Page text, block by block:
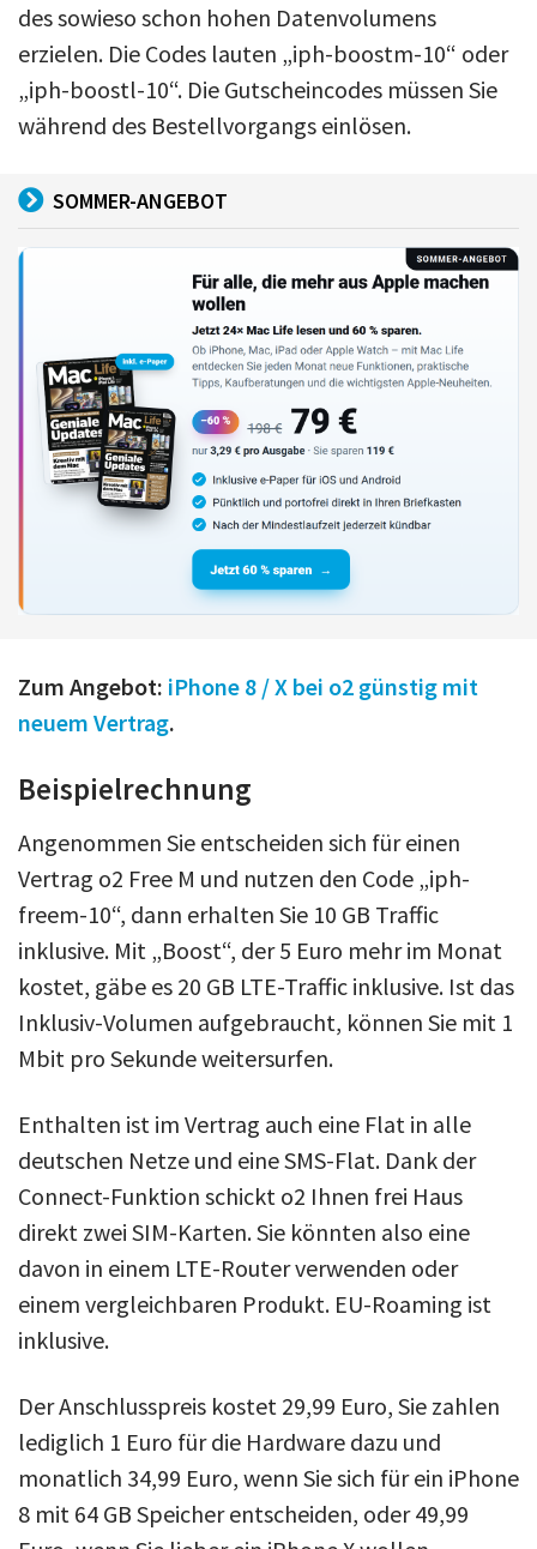
des sowieso schon hohen Datenvolumens
erzielen. Die Codes lauten „iph-boostm-10“ oder
„iph-boostl-10“. Die Gutscheincodes müssen Sie
während des Bestellvorgangs einlösen.
SOMMER-ANGEBOT
Zum Angebot: iPhone 8 / X bei o2 günstig mit
neuem Vertrag.
Beispielrechnung
Angenommen Sie entscheiden sich für einen
Vertrag o2 Free M und nutzen den Code „iph-
freem-10“, dann erhalten Sie 10 GB Traffic
inklusive. Mit „Boost“, der 5 Euro mehr im Monat
kostet, gäbe es 20 GB LTE-Traffic inklusive. Ist das
Inklusiv-Volumen aufgebraucht, können Sie mit 1
Mbit pro Sekunde weitersurfen.
Enthalten ist im Vertrag auch eine Flat in alle
deutschen Netze und eine SMS-Flat. Dank der
Connect-Funktion schickt o2 Ihnen frei Haus
direkt zwei SIM-Karten. Sie könnten also eine
davon in einem LTE-Router verwenden oder
einem vergleichbaren Produkt. EU-Roaming ist
inklusive.
Der Anschlusspreis kostet 29,99 Euro, Sie zahlen
lediglich 1 Euro für die Hardware dazu und
monatlich 34,99 Euro, wenn Sie sich für ein iPhone
8 mit 64 GB Speicher entscheiden, oder 49,99